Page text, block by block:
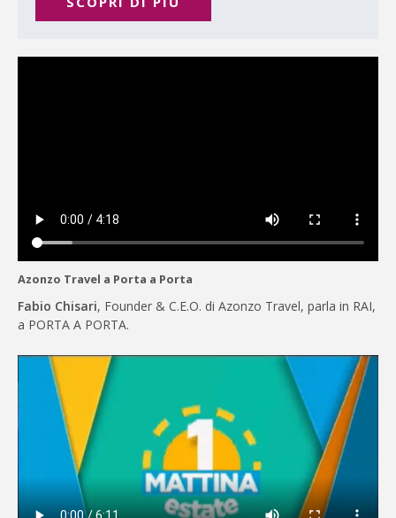
Azonzo Travel a Porta a Porta
Fabio Chisari, Founder & C.E.O. di Azonzo Travel, parla in RAI,
a PORTA A PORTA.